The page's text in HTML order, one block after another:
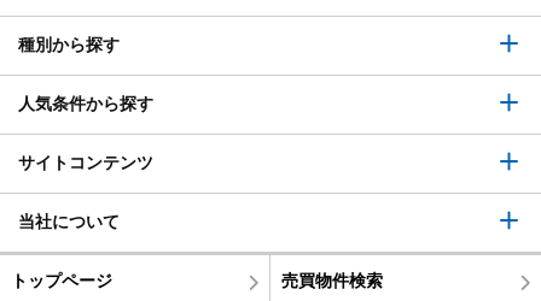
種別から探す
人気条件から探す
サイトコンテンツ
当社について
トップページ 売買物件検索